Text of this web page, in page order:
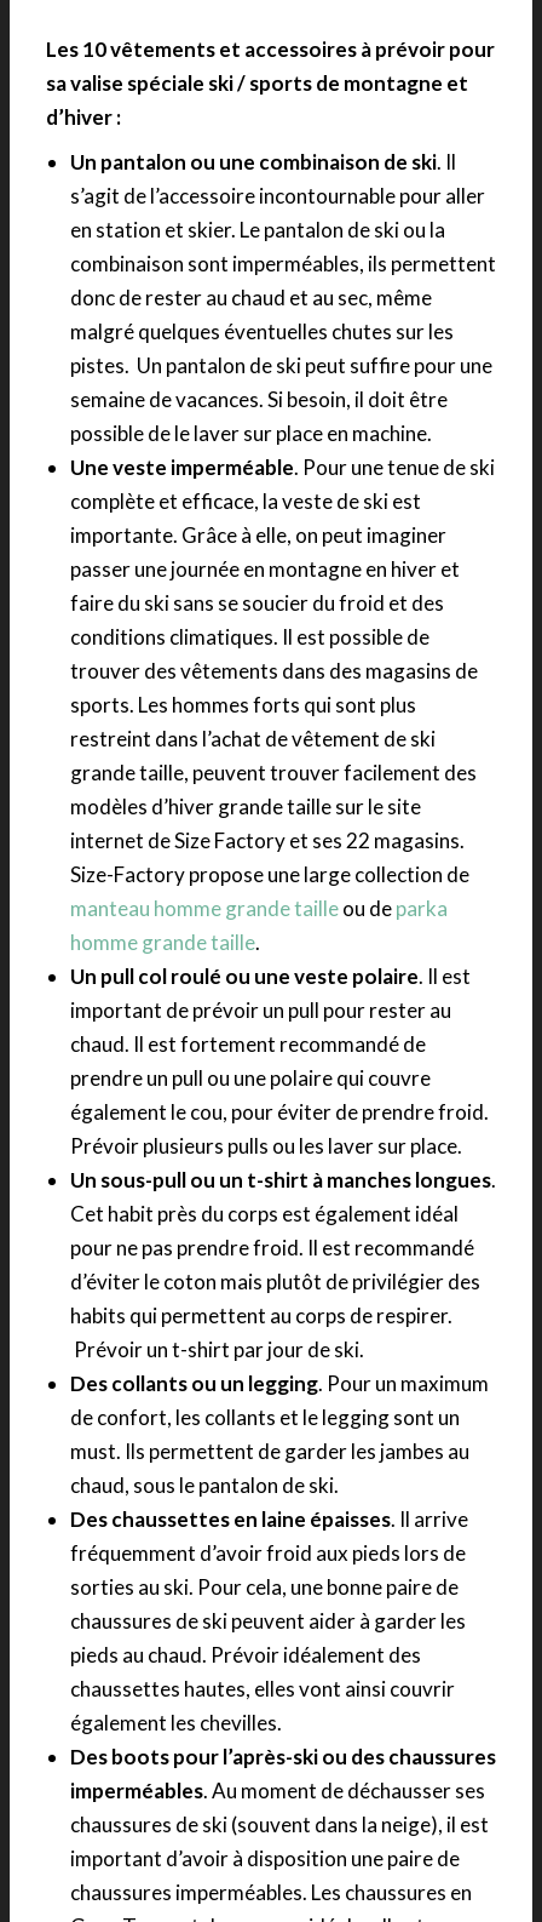
Les 10 vêtements et accessoires à prévoir pour
sa valise spéciale ski / sports de montagne et
d’hiver :
Un pantalon ou une combinaison de ski. Il
s’agit de l’accessoire incontournable pour aller
en station et skier. Le pantalon de ski ou la
combinaison sont imperméables, ils permettent
donc de rester au chaud et au sec, même
malgré quelques éventuelles chutes sur les
pistes. Un pantalon de ski peut suffire pour une
semaine de vacances. Si besoin, il doit être
possible de le laver sur place en machine.
Une veste imperméable. Pour une tenue de ski
complète et efficace, la veste de ski est
importante. Grâce à elle, on peut imaginer
passer une journée en montagne en hiver et
faire du ski sans se soucier du froid et des
conditions climatiques. Il est possible de
trouver des vêtements dans des magasins de
sports. Les hommes forts qui sont plus
restreint dans l’achat de vêtement de ski
grande taille, peuvent trouver facilement des
modèles d’hiver grande taille sur le site
internet de Size Factory et ses 22 magasins.
Size-Factory propose une large collection de
manteau homme grande tailleou deparka
homme grande taille.
Un pull col roulé ou une veste polaire. Il est
important de prévoir un pull pour rester au
chaud. Il est fortement recommandé de
prendre un pull ou une polaire qui couvre
également le cou, pour éviter de prendre froid.
Prévoir plusieurs pulls ou les laver sur place.
Un sous-pull ou un t-shirt à manches longues.
Cet habit près du corps est également idéal
pour ne pas prendre froid. Il est recommandé
d’éviter le coton mais plutôt de privilégier des
habits qui permettent au corps de respirer.
Prévoir un t-shirt par jour de ski.
Des collants ou un legging. Pour un maximum
de confort, les collants et le legging sont un
must. Ils permettent de garder les jambes au
chaud, sous le pantalon de ski.
Des chaussettes en laine épaisses. Il arrive
fréquemment d’avoir froid aux pieds lors de
sorties au ski. Pour cela, une bonne paire de
chaussures de ski peuvent aider à garder les
pieds au chaud. Prévoir idéalement des
chaussettes hautes, elles vont ainsi couvrir
également les chevilles.
Des boots pour l’après-ski ou des chaussures
imperméables. Au moment de déchausser ses
chaussures de ski (souvent dans la neige), il est
important d’avoir à disposition une paire de
chaussures imperméables. Les chaussures en